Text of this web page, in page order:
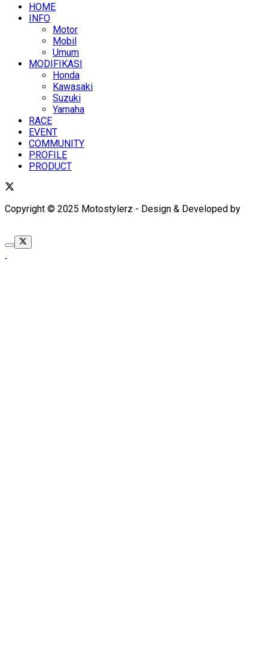
HOME
INFO
Motor
Mobil
Umum
MODIFIKASI
Honda
Kawasaki
Suzuki
Yamaha
RACE
EVENT
COMMUNITY
PROFILE
PRODUCT
Copyright © 2025 Motostylerz - Design & Developed by